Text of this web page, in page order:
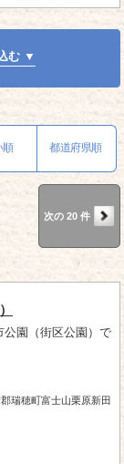
む ▼
順 都道府県順
次の 20 件
公園（街区公園）で
瑞穂町富士山栗原新田